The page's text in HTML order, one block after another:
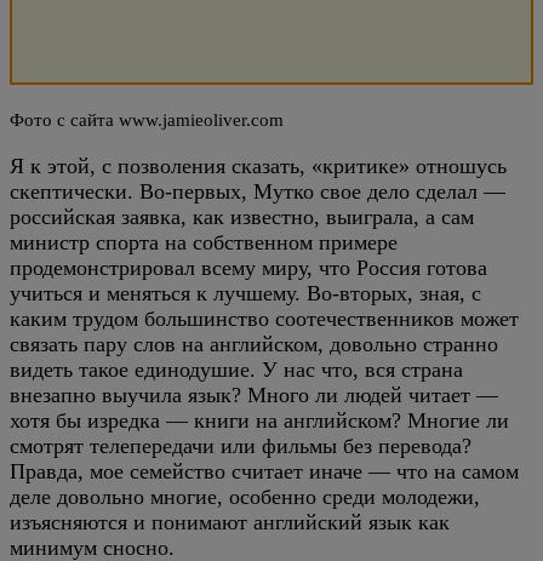
Фото с сайта www.jamieoliver.com
Я к этой, с позволения сказать, «критике» отношусь
скептически. Во-первых, Мутко свое дело сделал —
российская заявка, как известно, выиграла, а сам
министр спорта на собственном примере
продемонстрировал всему миру, что Россия готова
учиться и меняться к лучшему. Во-вторых, зная, с
каким трудом большинство соотечественников может
связать пару слов на английском, довольно странно
видеть такое единодушие. У нас что, вся страна
внезапно выучила язык? Много ли людей читает —
хотя бы изредка — книги на английском? Многие ли
смотрят телепередачи или фильмы без перевода?
Правда, мое семейство считает иначе — что на самом
деле довольно многие, особенно среди молодежи,
изъясняются и понимают английский язык как
минимум сносно.